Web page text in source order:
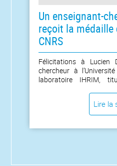
Un enseignant-
reçoit la médaille
CNRS
Félicitations à Lucien
chercheur à
laboratoire IHRIM,
scientifiques et
(LISAMO) », qui reçoit
bronze du CNRS. [...]
Lire la